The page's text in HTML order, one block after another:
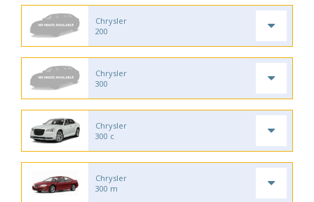
Chrysler
200
Chrysler
300
Chrysler
300 c
Chrysler
300 m